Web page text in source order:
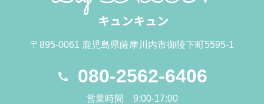
〒895-0061 鹿児島県薩摩川内市御陵下町5595-1
080-2562-6406
営業時間 9:00-17:00